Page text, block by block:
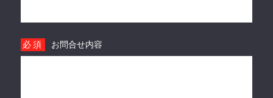
必須 お問合せ内容